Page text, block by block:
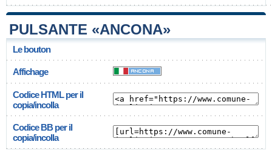
PULSANTE «ANCONA»
Le bouton
Affichage
Codice HTML per il
copia/incolla
Codice BB per il
copia/incolla